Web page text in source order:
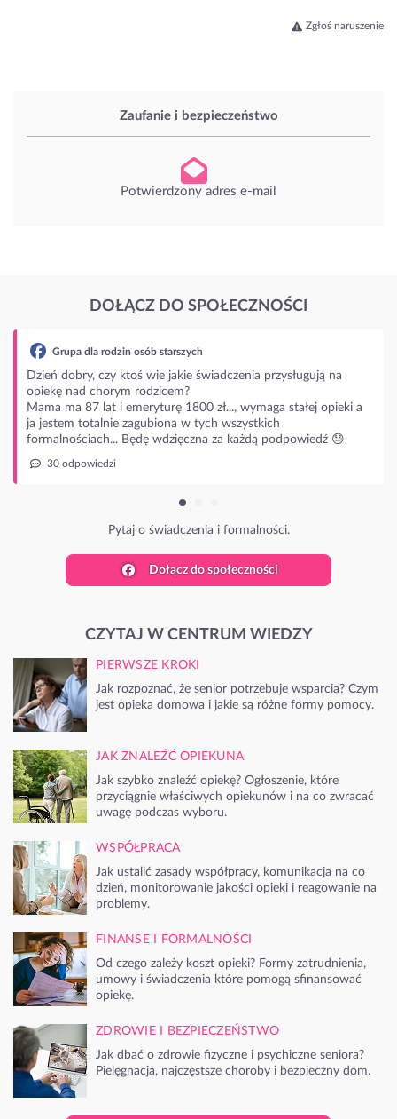
Zaufanie i bezpieczeństwo
Potwierdzony adres e-mail
Zgłoś naruszenie
DOŁĄCZ DO SPOŁECZNOŚCI
Grupa dla rodzin osób starszych
dobry, czy ktoś wie jakie świadczenia przysługują na
nad chorym rodzicem?
ma 87 lat i emeryturę 1800 zł..., wymaga stałej opieki a
jestem totalnie zagubiona w tych wszystkich
Będę wdzięczna za każdą podpowiedź 😓
30 odpowiedzi
Pytaj o świadczenia i formalności.
Dołącz do społeczności
CZYTAJ W CENTRUM WIEDZY
PIERWSZE KROKI
Jak rozpoznać, że senior potrzebuje wsparcia? Czym
jest opieka domowa i jakie są różne formy pomocy.
JAK ZNALEŹĆ OPIEKUNA
Jak szybko znaleźć opiekę? Ogłoszenie, które
przyciągnie właściwych opiekunów i na co zwracać
uwagę podczas wyboru.
WSPÓŁPRACA
Jak ustalić zasady współpracy, komunikacja na co
dzień, monitorowanie jakości opieki i reagowanie na
problemy.
FINANSE I FORMALNOŚCI
Od czego zależy koszt opieki? Formy zatrudnienia,
umowy i świadczenia które pomogą sfinansować
opiekę.
ZDROWIE I BEZPIECZEŃSTWO
Jak dbać o zdrowie fizyczne i psychiczne seniora?
Pielęgnacja, najczęstsze choroby i bezpieczny dom.